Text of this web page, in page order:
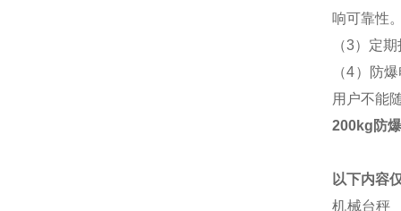
响可靠性
（3）定
（4）防
用户不能
200kg防
以下内容
机械台秤